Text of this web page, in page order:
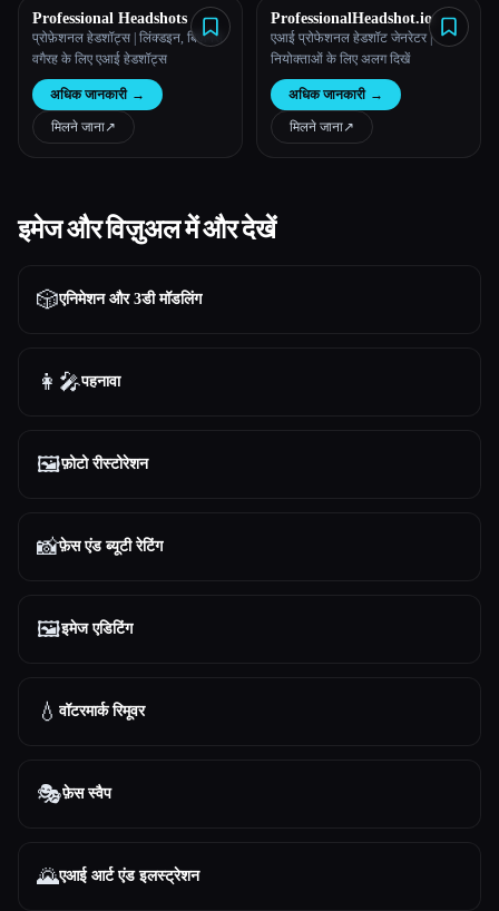
Professional Headshots
प्रोफ़ेशनल हेडशॉट्स | लिंक्डइन, बिज़नेस
वगैरह के लिए एआई हेडशॉट्स
अधिक जानकारी →
मिलने जाना↗︎
ProfessionalHeadshot.io
एआई प्रोफेशनल हेडशॉट जेनरेटर |
नियोक्ताओं के लिए अलग दिखें
अधिक जानकारी →
मिलने जाना↗︎
इमेज और विज़ुअल में और देखें
🎲एनिमेशन और 3डी मॉडलिंग
👩‍🎤पहनावा
🖼️फ़ोटो रीस्टोरेशन
📸फ़ेस एंड ब्यूटी रेटिंग
🖼️इमेज एडिटिंग
💧 वॉटरमार्क रिमूवर
🎭फ़ेस स्वैप
🌄एआई आर्ट एंड इलस्ट्रेशन